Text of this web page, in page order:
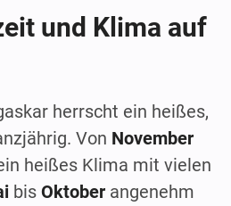
und Klima auf
herrscht ein heißes,
Von November
heißes Klima mit vielen
bis Oktober angenehm